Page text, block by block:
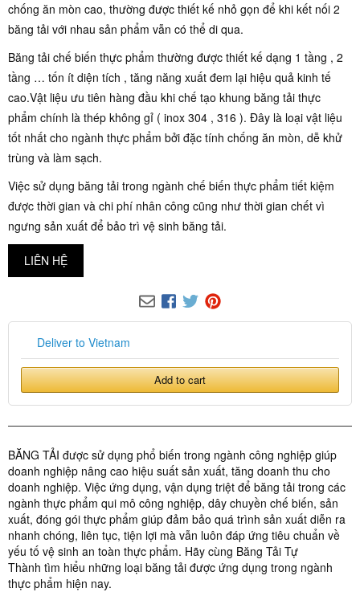
chống ăn mòn cao, thường được thiết kế nhỏ gọn để khi kết nối 2
băng tải với nhau sản phẩm vẫn có thể di qua.
Băng tải chế biến thực phẩm thường được thiết kế dạng 1 tầng , 2
tầng … tốn ít diện tích , tăng năng xuất đem lại hiệu quả kinh tế
cao.Vật liệu ưu tiên hàng đầu khi chế tạo khung băng tải thực
phẩm chính là thép không gỉ ( inox 304 , 316 ). Đây là loại vật liệu
tốt nhất cho ngành thực phẩm bởi đặc tính chống ăn mòn, dễ khử
trùng và làm sạch.
Việc sử dụng băng tải trong ngành chế biến thực phẩm tiết kiệm
được thời gian và chi phí nhân công cũng như thời gian chết vì
ngưng sản xuất để bảo trì vệ sinh băng tải.
LIÊN HỆ
Deliver to Vietnam
Add to cart
BĂNG TẢI được sử dụng phổ biến trong ngành công nghiệp giúp
doanh nghiệp nâng cao hiệu suất sản xuất, tăng doanh thu cho
doanh nghiệp. Việc ứng dụng, vận dụng triệt để băng tải trong các
ngành thực phẩm qui mô công nghiệp, dây chuyền chế biến, sản
xuất, đóng gói thực phẩm giúp đảm bảo quá trình sản xuất diễn ra
nhanh chóng, liên tục, tiện lợi mà vẫn luôn đáp ứng tiêu chuẩn về
yếu tố vệ sinh an toàn thực phẩm. Hãy cùng Băng Tải Tự
Thành tìm hiểu những loại băng tải được ứng dụng trong ngành
thực phẩm hiện nay.